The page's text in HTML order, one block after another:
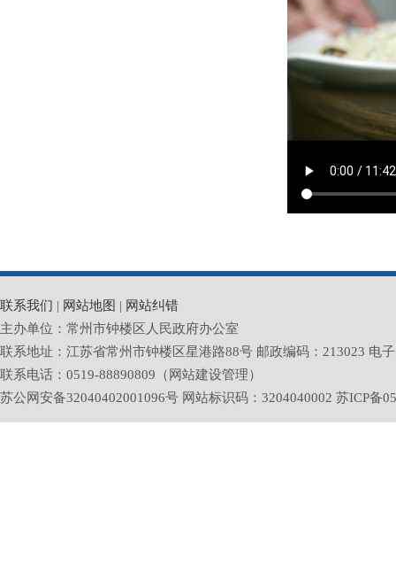
联系我们 | 网站地图 | 网站纠错
主办单位：常州市钟楼区人民政府办公室
联系地址：江苏省常州市钟楼区星港路88号 邮政编码：213023 电
联系电话：0519-88890809（网站建设管理）
苏公网安备32040402001096号 网站标识码：3204040002 苏ICP备